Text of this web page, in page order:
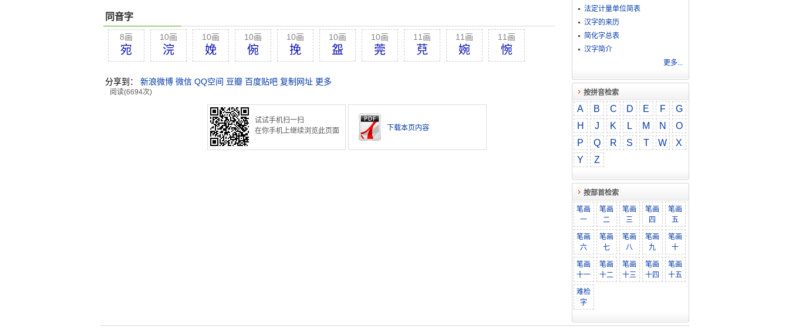
同音字
8画
宛
10画
浣
10画
娩
10画
倇
10画
挽
10画
盌
10画
莞
11画
萖
11画
婉
11画
惋
分享到： 新浪微博 微信 QQ空间 豆瓣 百度贴吧 复制网址 更多
阅读(6694次)
试试手机扫一扫
在你手机上继续浏览此页面
下载本页内容
法定计量单位简表
汉字的来历
简化字总表
汉字简介
更多...
按拼音检索
A B C D E F
G
H
J K L M N
O
P
Q R S T W
X
Y
Z
按部首检索
笔画
一
笔画
二
笔画
三
笔画
四
笔画
五
笔画
六
笔画
七
笔画
八
笔画
九
笔画
十
笔画
十一
笔画
十二
笔画
十三
笔画
十四
笔画
十五
难检
字